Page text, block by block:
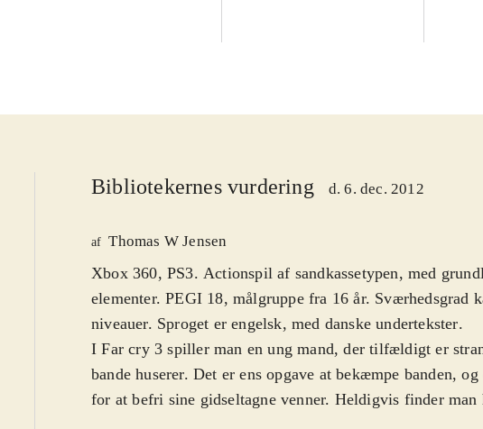
Bibliotekernes vurdering d. 6. dec. 2012
af Thomas W Jensen
Xbox 360, PS3. Actionspil af sandkassetypen, med
elementer. PEGI 18, målgruppe fra 16 år. Sværhedsgrad
niveauer. Sproget er engelsk, med danske undertekster.
I Far cry 3 spiller man en ung mand, der tilfældigt er
bande huserer. Det er ens opgave at bekæmpe banden,
for at befri sine gidseltagne venner. Heldigvis finder man